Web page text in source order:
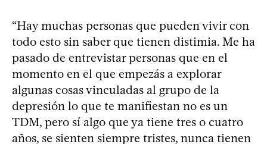
“Hay muchas personas que pueden vivir con
todo esto sin saber que tienen distimia. Me ha
pasado de entrevistar personas que en el
momento en el que empezás a explorar
algunas cosas vinculadas al grupo de la
depresión lo que te manifiestan no es un
TDM, pero sí algo que ya tiene tres o cuatro
años, se sienten siempre tristes, nunca tienen